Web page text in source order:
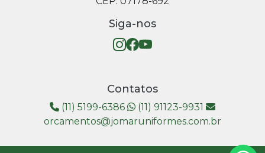
Siga-nos
Contatos
(11) 5199-6386
(11) 91123-9931
orcamentos@jomaruniformes.com.br